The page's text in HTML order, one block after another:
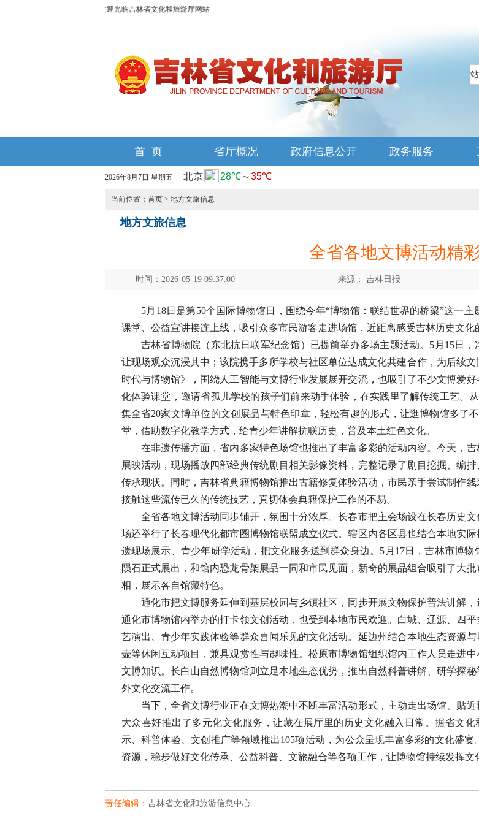
欢迎光临吉林省文化和旅游厅网站
首 页 省厅概况 政府信息公开 政务服务
2026年8月7日 星期五
当前位置： 首页> 地方文旅信息
地方文旅信息
全省各地文博活动精
时间：2026-05-19 09:37:00 来源： 吉林日报
5月18日是第50个国际博物馆日，围绕今年“博物馆：联结世界的桥梁”这一主
课堂、公益宣讲接连上线，吸引众多市民游客走进场馆，近距离感受吉林历史文化
吉林省博物院（东北抗日联军纪念馆）已提前举办多场主题活动。5月15日，
让现场观众沉浸其中；该院携手多所学校与社区单位达成文化共建合作，为后续
时代与博物馆》，围绕人工智能与文博行业发展展开交流，也吸引了不少文博爱
化体验课堂，邀请省孤儿学校的孩子们前来动手体验，在实践里了解传统工艺。
集全省20家文博单位的文创展品与特色印章，轻松有趣的形式，让逛博物馆多了
堂，借助数字化教学方式，给青少年讲解抗联历史，普及本土红色文化。
在非遗传播方面，省内多家特色场馆也推出了丰富多彩的活动内容。今天，吉
展映活动，现场播放四部经典传统剧目相关影像资料，完整记录了剧目挖掘、编
传承现状。同时，吉林省典籍博物馆推出古籍修复体验活动，市民亲手尝试制作
接触这些流传已久的传统技艺，真切体会典籍保护工作的不易。
全省各地文博活动同步铺开，氛围十分浓厚。长春市把主会场设在长春历史文
场还举行了长春现代化都市圈博物馆联盟成立仪式。辖区内各区县也结合本地实
遗现场展示、青少年研学活动，把文化服务送到群众身边。5月17日，吉林市博
陨石正式展出，和馆内恐龙骨架展品一同和市民见面，新奇的展品组合吸引了大
相，展示各自馆藏特色。
通化市把文博服务延伸到基层校园与乡镇社区，同步开展文物保护普法讲解，
通化市博物馆内举办的打卡领文创活动，也受到本地市民欢迎。白城、辽源、四
艺演出、青少年实践体验等群众喜闻乐见的文化活动。延边州结合本地生态资源
壶等休闲互动项目，兼具观赏性与趣味性。松原市博物馆组织馆内工作人员走进
文博知识。长白山自然博物馆则立足本地生态优势，推出自然科普讲解、研学探
外文化交流工作。
当下，全省文博行业正在文博热潮中不断丰富活动形式，主动走出场馆、贴近
大众喜好推出了多元化文化服务，让藏在展厅里的历史文化融入日常。据省文
示、科普体验、文创推广等领域推出105项活动，为公众呈现丰富多彩的文化盛
资源，稳步做好文化传承、公益科普、文旅融合等各项工作，让博物馆持续发挥文
责任编辑： 吉林省文化和旅游信息中心